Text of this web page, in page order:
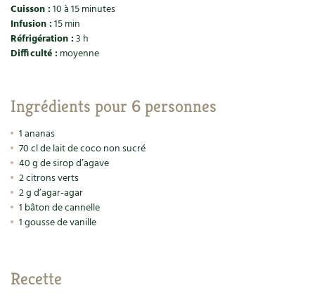
Cuisine saine
Manger bio
Techniques, conservation, organisation
Agenda, calendrier
NOUVEAUTÉS
Cartes cadeau
Séjourner en Trièves
Bricolages au jardin
Outils et ustensiles du jardin
Ravageurs et maladies au jardin
Petit élevage
Cuisine saine
Alimentation et nutrition
Les chroniques de Marie
Forums
Habitat écologique
Cuisine saine
Soins naturels
Société et alternatives
Questions à la rédaction
Cuisson :10 à 15 minutes
Infusion :15 min
Réfrigération :3 h
Difficulté :moyenne
Ingrédients pour 6 personnes
1 ananas
70 cl de lait de coco non sucré
40 g de sirop d’agave
2 citrons verts
2 g d’agar-agar
1 bâton de cannelle
1 gousse de vanille
Recette